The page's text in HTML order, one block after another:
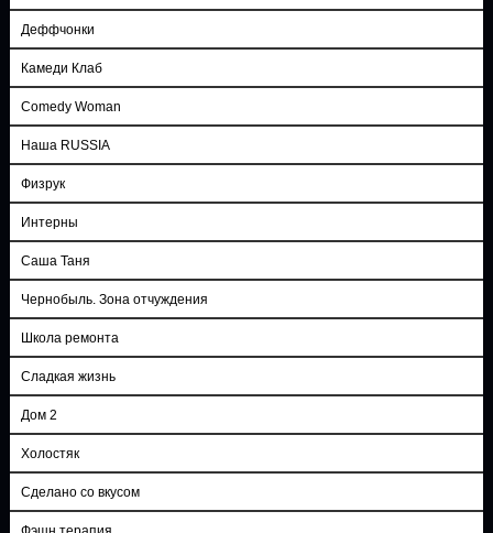
Деффчонки
Камеди Клаб
Comedy Woman
Наша RUSSIA
Физрук
Интерны
Саша Таня
Чернобыль. Зона отчуждения
Школа ремонта
Сладкая жизнь
Дом 2
Холостяк
Сделано со вкусом